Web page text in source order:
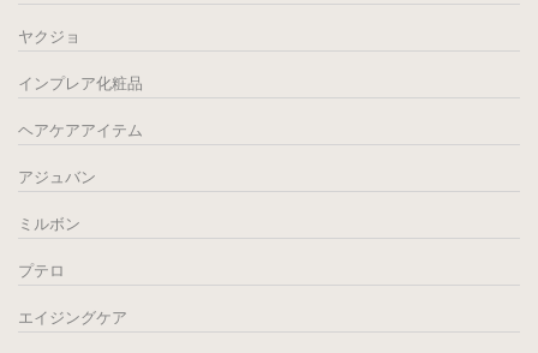
ヤクジョ
インプレア化粧品
ヘアケアアイテム
アジュバン
ミルボン
プテロ
エイジングケア